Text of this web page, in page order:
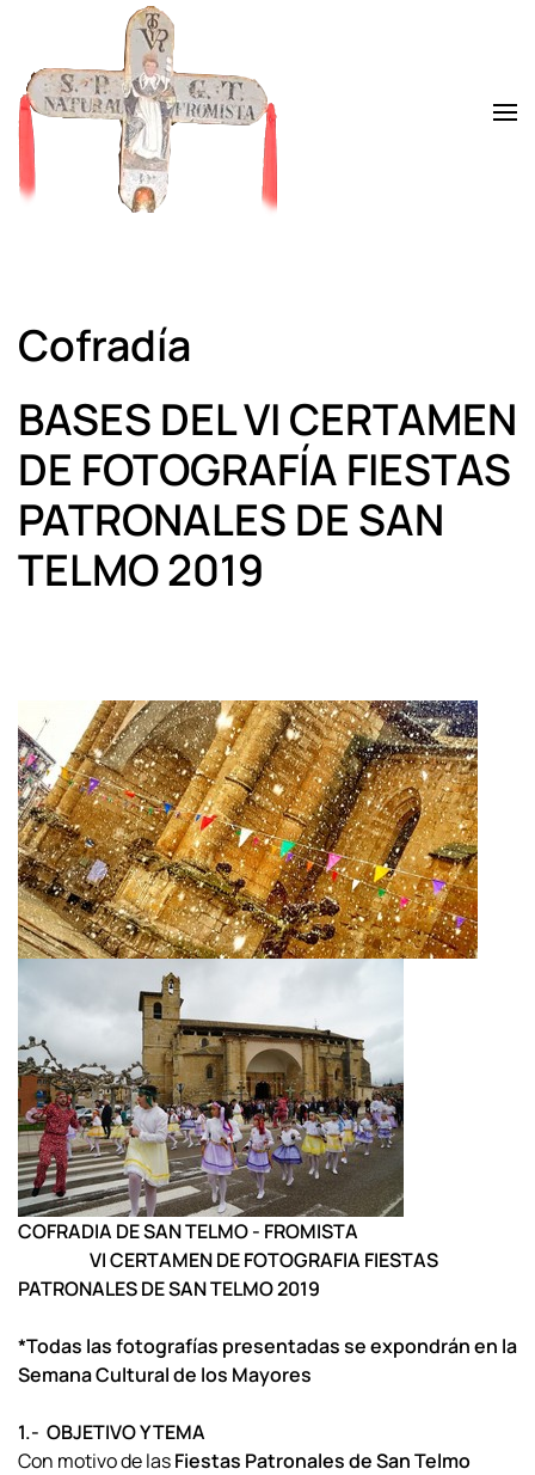
Skip to main content
Cofradía
BASES DEL VI CERTAMEN
DE FOTOGRAFÍA FIESTAS
PATRONALES DE SAN
TELMO 2019
COFRADIA DE SAN TELMO - FROMISTA
VI CERTAMEN DE FOTOGRAFIA FIESTAS
PATRONALES DE SAN TELMO 2019
*Todas las fotografías presentadas se expondrán en la
Semana Cultural de los Mayores
1.- OBJETIVO Y TEMA
Con motivo de lasFiestas Patronales de San Telmo